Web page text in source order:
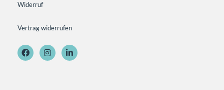
Widerruf
Vertrag widerrufen